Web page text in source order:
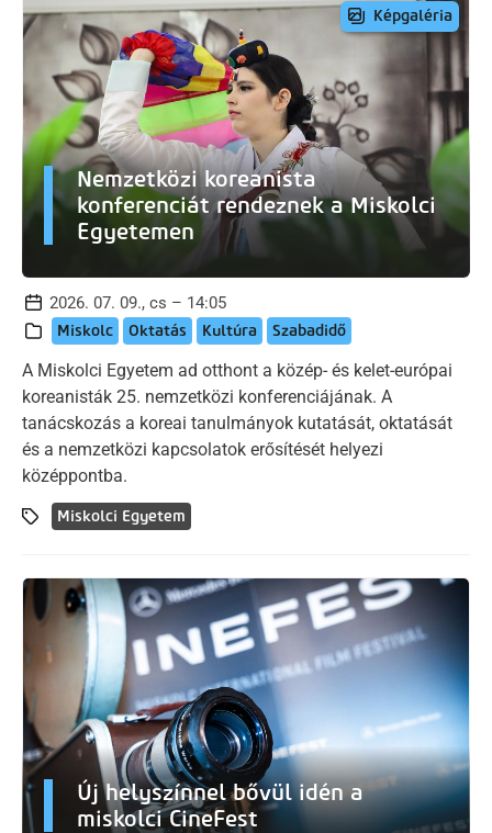
Képgaléria
Nemzetközi koreanista
konferenciát rendeznek a Miskolci
Egyetemen
2026. 07. 09., cs – 14:05
Miskolc Oktatás Kultúra Szabadidő
A Miskolci Egyetem ad otthont a közép- és kelet-európai
koreanisták 25. nemzetközi konferenciájának. A
tanácskozás a koreai tanulmányok kutatását, oktatását
és a nemzetközi kapcsolatok erősítését helyezi
középpontba.
Miskolci Egyetem
Új helyszínnel bővül idén a
miskolci CineFest